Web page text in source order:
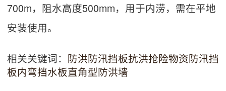
700m，阻水高度500mm，用于内涝，需在平地
安装使用。
相关关键词： 防洪防汛挡板抗洪抢险物资防汛挡
板内弯挡水板直角型防洪墙